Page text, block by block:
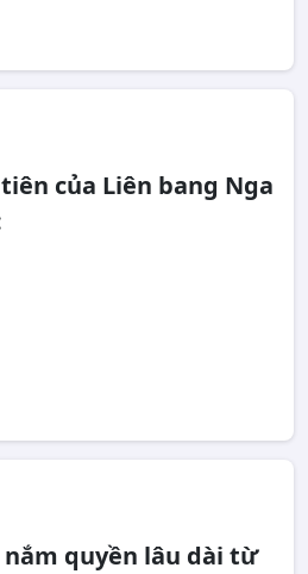
của Liên bang Nga
quyền lâu dài từ